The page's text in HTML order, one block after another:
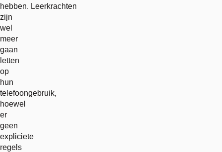
hebben. Leerkrachten
zijn
wel
meer
gaan
letten
op
hun
telefoongebruik,
hoewel
er
geen
expliciete
regels